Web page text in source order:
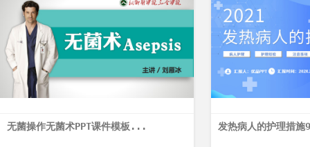
无菌操作无菌术PPT课件模板... 发热病人的护理措